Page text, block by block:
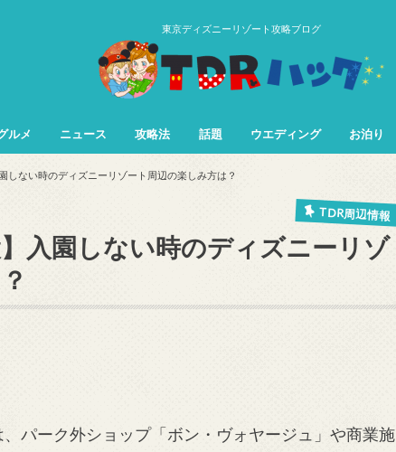
東京ディズニーリゾート攻略ブログ
ルメ ニュース 攻略法 話題 ウエディング お泊り
しない時のディズニーリゾート周辺の楽しみ方は？
TDR周辺情報
入園しない時のディズニーリゾ
パーク外ショップ「ボン・ヴォヤージュ」や商業施